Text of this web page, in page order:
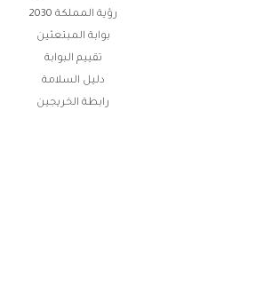
رؤية المملكة 2030
بوابة المبتعثين
تقييم البوابة
دليل السلامة
رابطة الخريجين